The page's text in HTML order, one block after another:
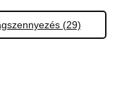
(29)